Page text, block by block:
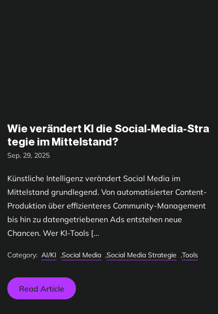
Wie verändert KI die Social-Media-Stra
tegie im Mittelstand?
Sep. 29, 2025
Künstliche Intelligenz verändert Social Media im
Mittelstand grundlegend. Von automatisierter Content-
Produktion über effizienteres Community-Management
bis hin zu datengetriebenen Ads entstehen neue
Chancen. Wer KI-Tools [...
Category: AI/KI ,Social Media ,Social Media Strategie ,Tools
Read Article